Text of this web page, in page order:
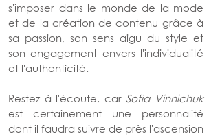
s'imposer dans le monde de la mode
et de la création de contenu grâce à
sa passion, son sens aigu du style et
son engagement envers l'individualité
et l'authenticité.
Restez à l'écoute, car Sofia Vinnichuk
est certainement une personnalité
dont il faudra suivre de près l'ascension